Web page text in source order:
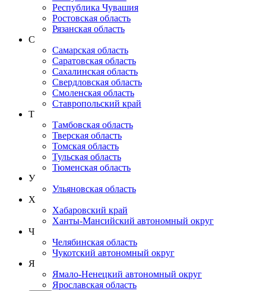
Республика Чувашия
Ростовская область
Рязанская область
С
Самарская область
Саратовская область
Сахалинская область
Свердловская область
Смоленская область
Ставропольский край
Т
Тамбовская область
Тверская область
Томская область
Тульская область
Тюменская область
У
Ульяновская область
Х
Хабаровский край
Ханты-Мансийский автономный округ
Ч
Челябинская область
Чукотский автономный округ
Я
Ямало-Ненецкий автономный округ
Ярославская область